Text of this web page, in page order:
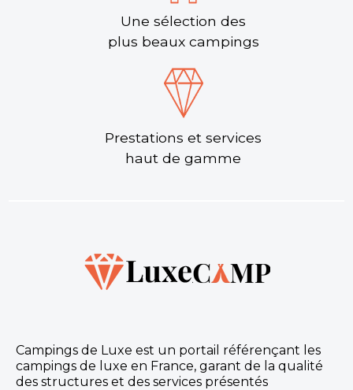
Une sélection des
plus beaux campings
Prestations et services
haut de gamme
Campings de Luxe est un portail référençant les
campings de luxe en France, garant de la qualité
des structures et des services présentés